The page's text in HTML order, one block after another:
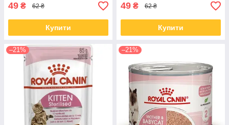
49 ₴ 62 ₴
Купити
49 ₴ 62 ₴
Купити
–21% –21%